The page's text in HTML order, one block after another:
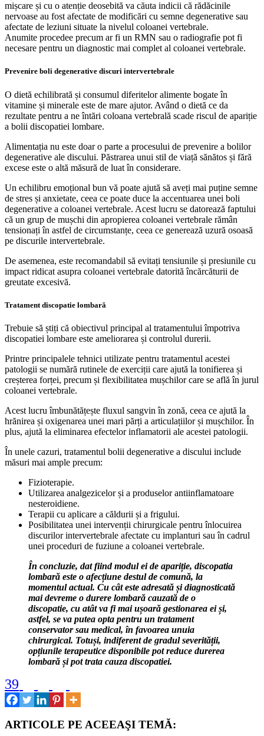
mișcare și cu o atenție deosebită va căuta indicii că rădăcinile
nervoase au fost afectate de modificări cu semne degenerative sau
afectate de leziuni situate la nivelul coloanei vertebrale.
Anumite procedee precum ar fi un RMN sau o radiografie pot fi
necesare pentru un diagnostic mai complet al coloanei vertebrale.
Prevenire boli degenerative discuri intervertebrale
O dietă echilibrată și consumul diferitelor alimente bogate în
vitamine și minerale este de mare ajutor. Având o dietă ce da
rezultate pentru a ne întări coloana vertebrală scade riscul de apariție
a bolii discopatiei lombare.
Alimentația nu este doar o parte a procesului de prevenire a bolilor
degenerative ale discului. Păstrarea unui stil de viață sănătos și fără
excese este o altă măsură de luat în considerare.
Un echilibru emoțional bun vă poate ajută să aveți mai puține semne
de stres și anxietate, ceea ce poate duce la accentuarea unei boli
degenerative a coloanei vertebrale. Acest lucru se datorează faptului
că un grup de mușchi din apropierea coloanei vertebrale rămân
tensionați în astfel de circumstanțe, ceea ce generează uzură osoasă
pe discurile intervertebrale.
De asemenea, este recomandabil să evitați tensiunile și presiunile cu
impact ridicat asupra coloanei vertebrale datorită încărcăturii de
greutate excesivă.
Tratament discopatie lombară
Trebuie să știți că obiectivul principal al tratamentului împotriva
discopatiei lombare este ameliorarea și controlul durerii.
Printre principalele tehnici utilizate pentru tratamentul acestei
patologii se numără rutinele de exerciții care ajută la tonifierea și
creșterea forței, precum și flexibilitatea mușchilor care se află în jurul
coloanei vertebrale.
Acest lucru îmbunătățește fluxul sangvin în zonă, ceea ce ajută la
hrănirea și oxigenarea unei mari părți a articulațiilor și mușchilor. În
plus, ajută la eliminarea efectelor inflamatorii ale acestei patologii.
În unele cazuri, tratamentul bolii degenerative a discului include
măsuri mai ample precum:
Fizioterapie.
Utilizarea analgezicelor și a produselor antiinflamatoare
nesteroidiene.
Terapii cu aplicare a căldurii și a frigului.
Posibilitatea unei intervenții chirurgicale pentru înlocuirea
discurilor intervertebrale afectate cu implanturi sau în cadrul
unei proceduri de fuziune a coloanei vertebrale.
În concluzie, dat fiind modul ei de apariție, discopatia
lombară este o afecțiune destul de comună, la
momentul actual. Cu cât este adresată și diagnosticată
mai devreme o durere lombară cauzată de o
discopatie, cu atât va fi mai ușoară gestionarea ei și,
astfel, se va putea opta pentru un tratament
conservator sau medical, în favoarea unuia
chirurgical. Totuși, indiferent de gradul severității,
opțiunile terapeutice disponibile pot reduce durerea
lombară și pot trata cauza discopatiei.
39
ARTICOLE PE ACEEAŞI TEMĂ: